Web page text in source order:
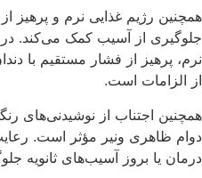
همچنین رژیم غذایی نرم و پرهیز
جلوگیری از آسیب کمک می‌کند. در
نرم، پرهیز از فشار مستقیم با
از الزامات است.
همچنین اجتناب از نوشیدنی‌های
دوام ظاهری ونیر مؤثر است.
درمان یا بروز آسیب‌های ثانویه